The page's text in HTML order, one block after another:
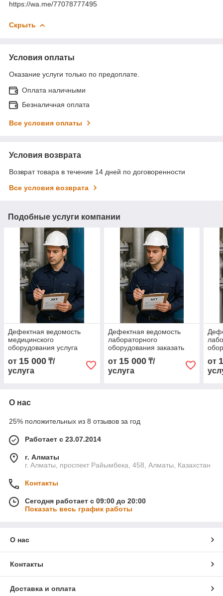
https://wa.me/77078777495
Скрыть
Условия оплаты
Оказание услуги только по предоплате.
Оплата наличными
Безналичная оплата
Все условия оплаты
Условия возврата
Возврат товара в течение 14 дней по договоренности
Все условия возврата
Подобные услуги компании
Дефектная ведомость
медицинского
оборудования услуга
от 15 000 ₸/
услуга
Дефектная ведомость
лабораторного
оборудования заказать
от 15 000₸/
услуга
от
О нас
25% положительных из 8 отзывов за год
Работает с 23.07.2014
г. Алматы
г. Алматы, проспект Райымбека, 458, Алматы, Казахстан
Контакты
Сегодня работает с 09:00 до 20:00
Показать весь график работы
О нас
Контакты
Доставка и оплата